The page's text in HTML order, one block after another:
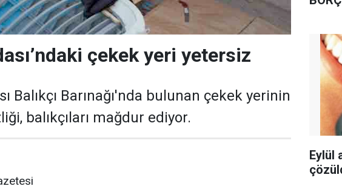
çekek yeri yetersiz
Balıkçı Barınağı'nda bulunan çekek yerinin
balıkçıları mağdur ediyor.
Eylül